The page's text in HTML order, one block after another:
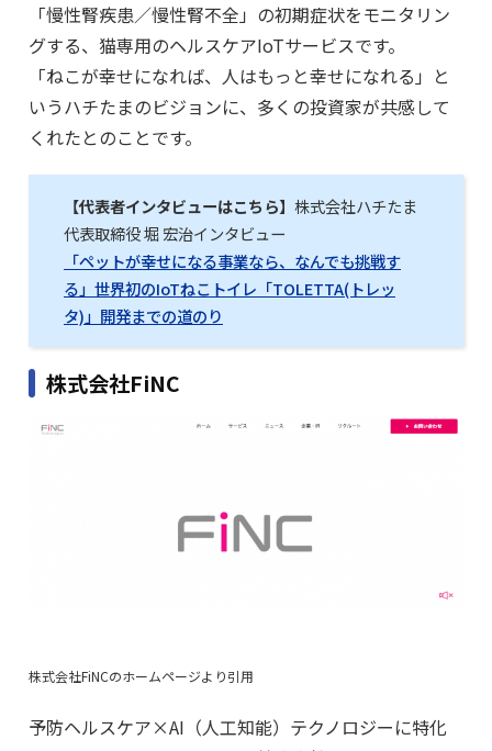
「慢性腎疾患／慢性腎不全」の初期症状をモニタリン
グする、猫専用のヘルスケアIoTサービスです。
「ねこが幸せになれば、人はもっと幸せになれる」と
いうハチたまのビジョンに、多くの投資家が共感して
くれたとのことです。
【代表者インタビューはこちら】 株式会社ハチたま
代表取締役 堀 宏治インタビュー
「ペットが幸せになる事業なら、なんでも挑戦す
る」世界初のIoTねこトイレ「TOLETTA(トレッ
タ)」開発までの道のり
株式会社FiNC
株式会社FiNCのホームページより引用
予防ヘルスケア×AI（人工知能）テクノロジーに特化